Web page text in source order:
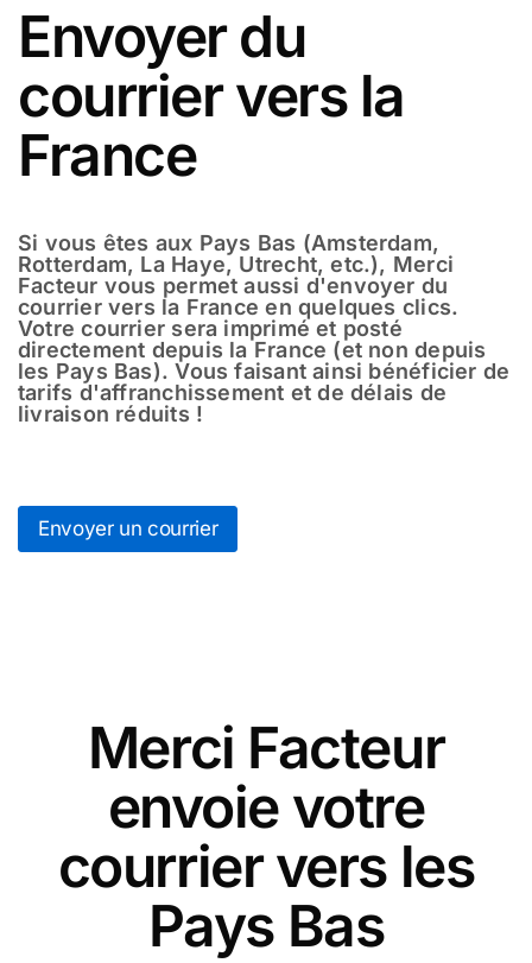
Envoyer du
courrier vers la
France
Si vous êtes aux Pays Bas (Amsterdam,
Rotterdam, La Haye, Utrecht, etc.), Merci
Facteur vous permet aussi d'envoyer du
courrier vers la France en quelques clics.
Votre courrier sera imprimé et posté
directement depuis la France (et non depuis
les Pays Bas). Vous faisant ainsi bénéficier de
tarifs d'affranchissement et de délais de
livraison réduits !
Envoyer un courrier
Merci Facteur
envoie votre
courrier vers les
Pays Bas